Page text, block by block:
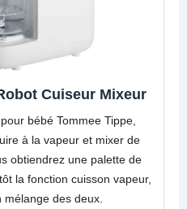
Cuiseur Mixeur
bébé Tommee Tippe,
à la vapeur et mixer de
obtiendrez une palette de
la fonction cuisson vapeur,
mélange des deux.